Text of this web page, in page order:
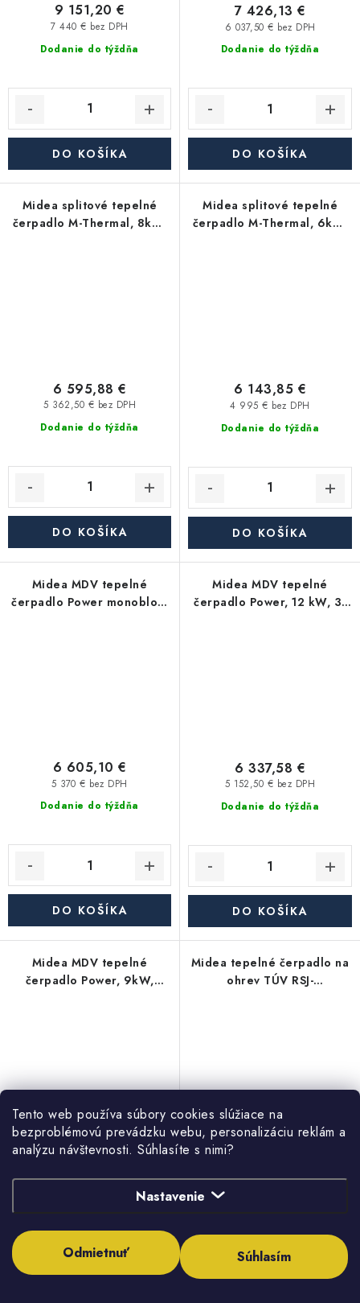
Tento web používa súbory cookies slúžiace na
bezproblémovú prevádzku webu, personalizáciu reklám a
analýzu návštevnosti. Súhlasíte s nimi?
Nastavenie
Odmietnuť Súhlasím
Dodanie do týždňa
7 440 € bez DPH
9 151,20 €
DO KOŠÍKA
Dodanie do týždňa
6 037,50 € bez DPH
7 426,13 €
DO KOŠÍKA
Midea splitové tepelné
čerpadlo M-Thermal, 8kW,
Dodanie do týždňa
5 362,50 € bez DPH
6 595,88 €
DO KOŠÍKA
Midea splitové tepelné
čerpadlo M-Thermal, 6kW,
Dodanie do týždňa
4 995 € bez DPH
6 143,85 €
DO KOŠÍKA
Midea MDV tepelné
čerpadlo Power monoblok,
Dodanie do týždňa
5 370 € bez DPH
6 605,10 €
DO KOŠÍKA
Midea MDV tepelné
čerpadlo Power, 12 kW, 3f
Dodanie do týždňa
5 152,50 € bez DPH
6 337,58 €
DO KOŠÍKA
Midea MDV tepelné
čerpadlo Power, 9kW,
Dodanie do týždňa
4 031,33 €
Midea tepelné čerpadlo na
ohrev TÚV RSJ-
4 243,50 €